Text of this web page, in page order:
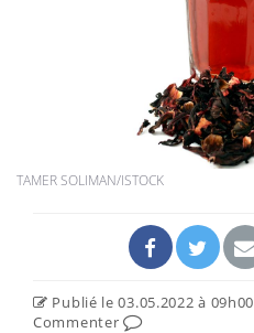
TAMER SOLIMAN/ISTOCK
Publié le 03.05.2022 à 09h00
Commenter